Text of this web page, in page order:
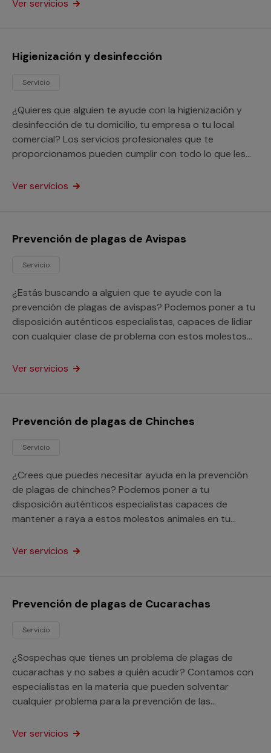
Ver servicios
Higienización y desinfección
Servicio
¿Quieres que alguien te ayude con la higienización y
desinfección de tu domicilio, tu empresa o tu local
comercial? Los servicios profesionales que te
proporcionamos pueden cumplir con todo lo que les
Ver servicios
Prevención de plagas de Avispas
Servicio
¿Estás buscando a alguien que te ayude con la
prevención de plagas de avispas? Podemos poner a tu
disposición auténticos especialistas, capaces de lidiar
con cualquier clase de problema con estos molestos
Ver servicios
Prevención de plagas de Chinches
Servicio
¿Crees que puedes necesitar ayuda en la prevención
de plagas de chinches? Podemos poner a tu
disposición auténticos especialistas capaces de
mantener a raya a estos molestos animales en tu
Ver servicios
Prevención de plagas de Cucarachas
Servicio
¿Sospechas que tienes un problema de plagas de
cucarachas y no sabes a quién acudir? Contamos con
especialistas en la materia que pueden solventar
cualquier problema para la prevención de las
Ver servicios